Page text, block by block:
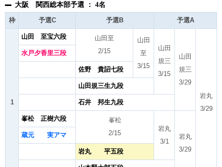
大阪 関西総本部予選 ： 4名
枠 予選C 予選B 予選A
1
山田 至宝六段
山田至
2/15
山田
至
3/15
山田
規三
3/15
山田
規三
3/29
岩丸
3/29
水戸夕香里三段
佐野 貴詔七段
山田規三生九段
石井 邦生九段
峯松 正樹六段
峯松
2/15
岩丸
3/1
岩丸
3/29
蔵元 実アマ
岩丸 平五段